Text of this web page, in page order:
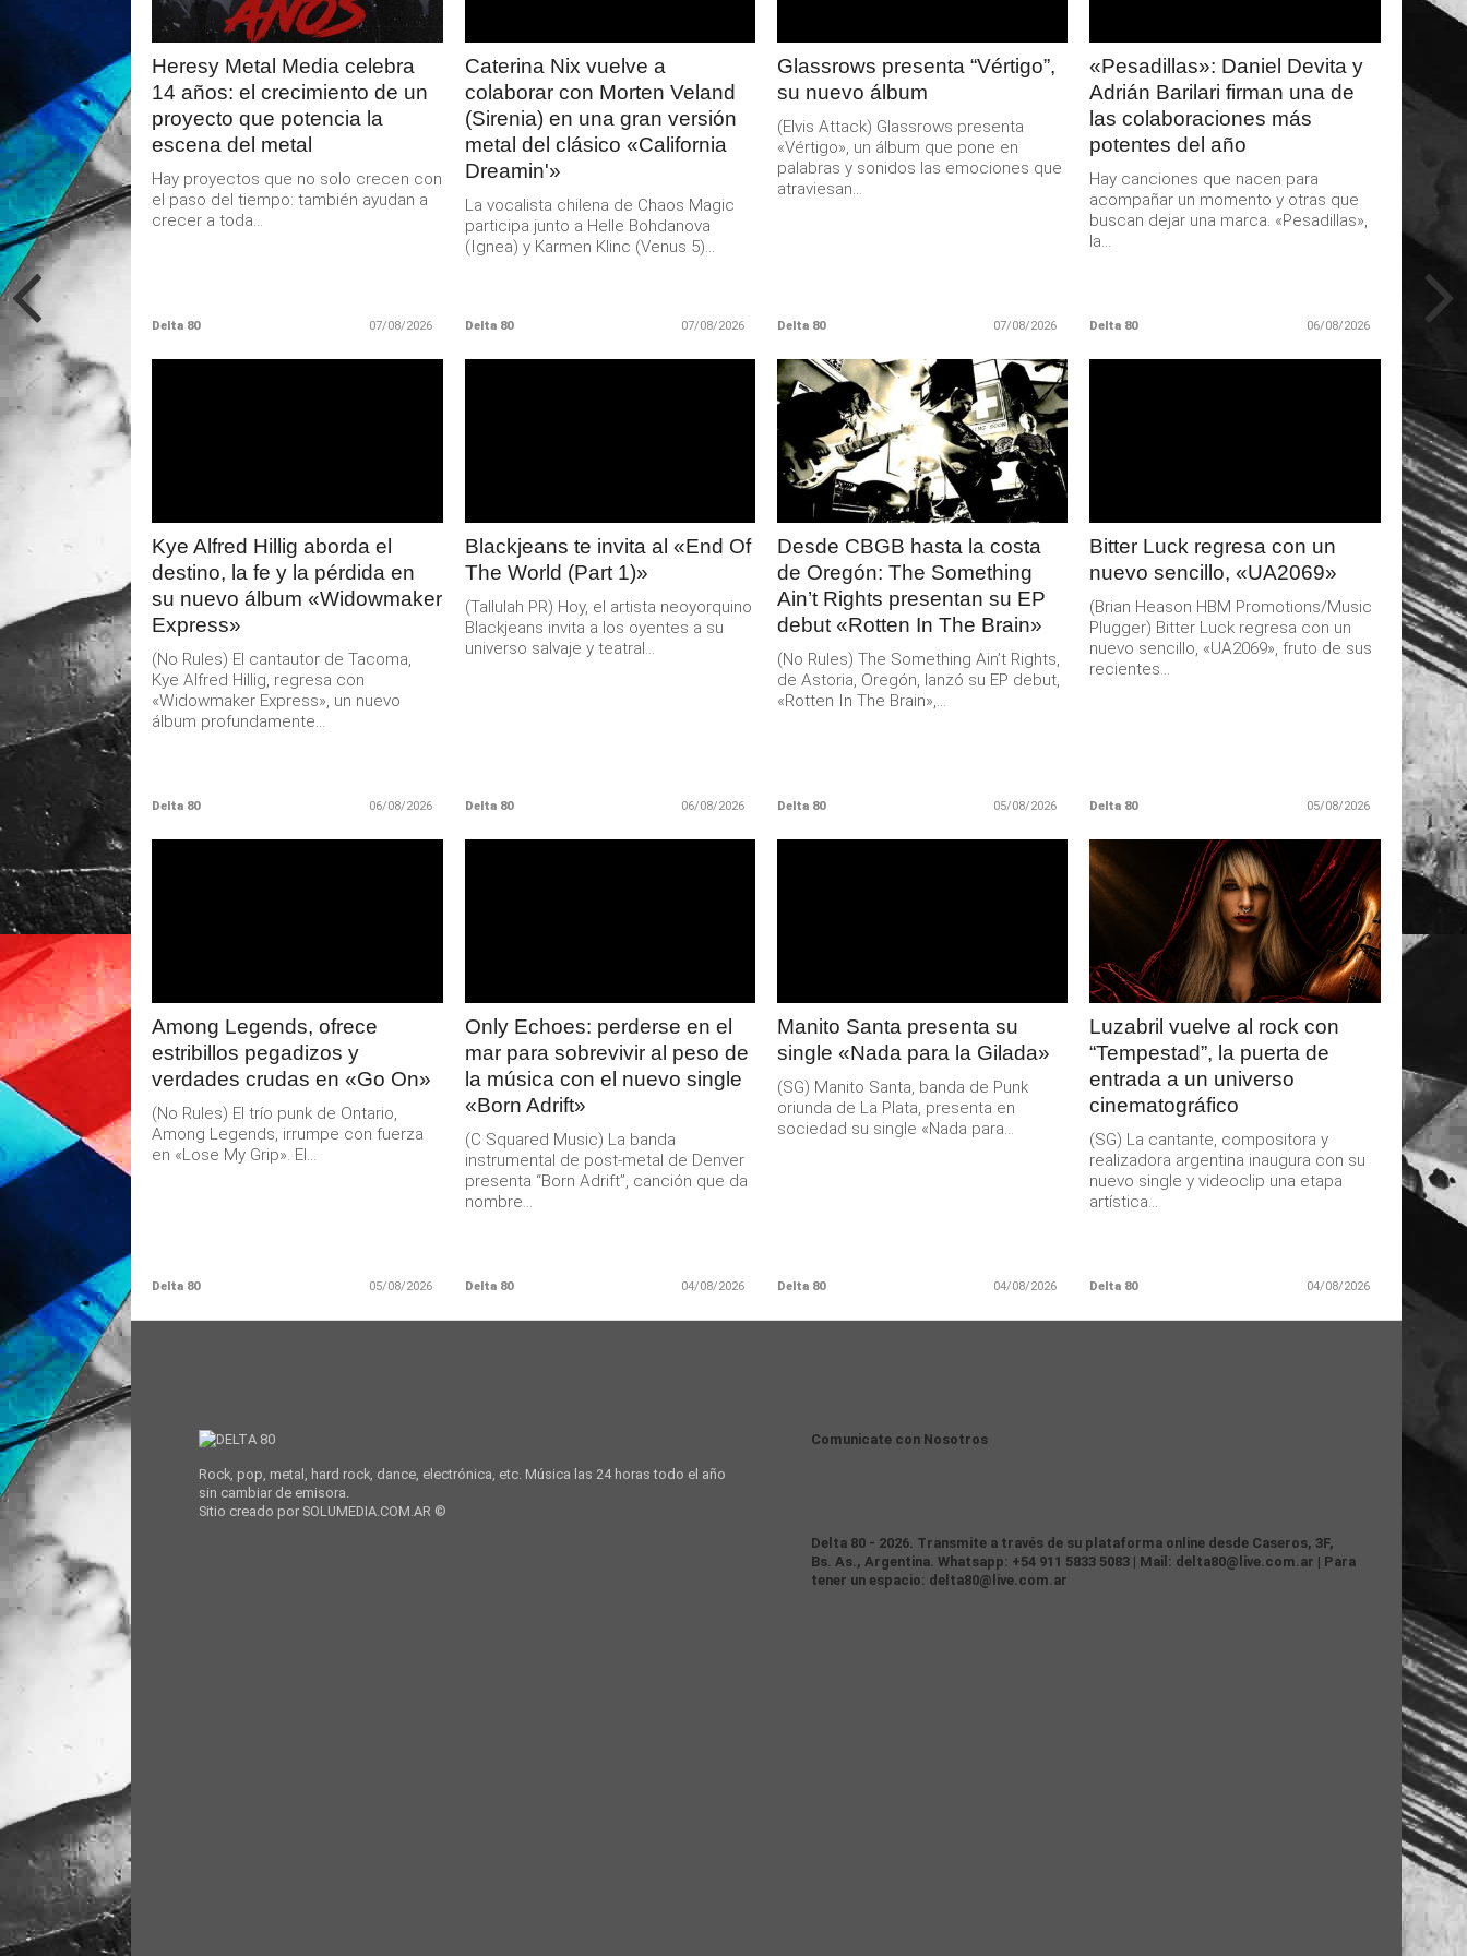
Heresy Metal Media celebra
14 años: el crecimiento de un
proyecto que potencia la
escena del metal
Hay proyectos que no solo crecen con
el paso del tiempo: también ayudan a
crecer a toda...
Delta 80 07/08/2026
Caterina Nix vuelve a
colaborar con Morten Veland
(Sirenia) en una gran versión
metal del clásico «California
Dreamin'»
La vocalista chilena de Chaos Magic
participa junto a Helle Bohdanova
(Ignea) y Karmen Klinc (Venus 5)...
Delta 80 07/08/2026
Glassrows presenta “Vértigo”,
su nuevo álbum
(Elvis Attack) Glassrows presenta
«Vértigo», un álbum que pone en
palabras y sonidos las emociones que
atraviesan...
Delta 80 07/08/2026
«Pesadillas»: Daniel Devita y
Adrián Barilari firman una de
las colaboraciones más
potentes del año
Hay canciones que nacen para
acompañar un momento y otras que
buscan dejar una marca. «Pesadillas»,
la...
Delta 80 06/08/2026
Kye Alfred Hillig aborda el
destino, la fe y la pérdida en
su nuevo álbum «Widowmaker
Express»
(No Rules) El cantautor de Tacoma,
Kye Alfred Hillig, regresa con
«Widowmaker Express», un nuevo
álbum profundamente...
Delta 80 06/08/2026
Blackjeans te invita al «End Of
The World (Part 1)»
(Tallulah PR) Hoy, el artista neoyorquino
Blackjeans invita a los oyentes a su
universo salvaje y teatral...
Delta 80 06/08/2026
LEER
MAS
Desde CBGB hasta la costa
de Oregón: The Something
Ain’t Rights presentan su EP
debut «Rotten In The Brain»
(No Rules) The Something Ain’t Rights,
de Astoria, Oregón, lanzó su EP debut,
«Rotten In The Brain»,...
Delta 80 05/08/2026
Bitter Luck regresa con un
nuevo sencillo, «UA2069»
(Brian Heason HBM Promotions/Music
Plugger) Bitter Luck regresa con un
nuevo sencillo, «UA2069», fruto de sus
recientes...
Delta 80 05/08/2026
Among Legends, ofrece
estribillos pegadizos y
verdades crudas en «Go On»
(No Rules) El trío punk de Ontario,
Among Legends, irrumpe con fuerza
en «Lose My Grip». El...
Delta 80 05/08/2026
Only Echoes: perderse en el
mar para sobrevivir al peso de
la música con el nuevo single
«Born Adrift»
(C Squared Music) La banda
instrumental de post-metal de Denver
presenta “Born Adrift”, canción que da
nombre...
Delta 80 04/08/2026
Manito Santa presenta su
single «Nada para la Gilada»
(SG) Manito Santa, banda de Punk
oriunda de La Plata, presenta en
sociedad su single «Nada para...
Delta 80 04/08/2026
LEER
MAS
Luzabril vuelve al rock con
“Tempestad”, la puerta de
entrada a un universo
cinematográfico
(SG) La cantante, compositora y
realizadora argentina inaugura con su
nuevo single y videoclip una etapa
artística...
Delta 80 04/08/2026
Rock, pop, metal, hard rock, dance, electrónica, etc. Música las 24 horas todo el año
sin cambiar de emisora.
Sitio creado por SOLUMEDIA.COM.AR ©
Comunicate con Nosotros
Delta 80 - 2026. Transmite a través de su plataforma online desde Caseros, 3F,
Bs. As., Argentina. Whatsapp: +54 911 5833 5083 | Mail: delta80@live.com.ar | Para
tener un espacio: delta80@live.com.ar